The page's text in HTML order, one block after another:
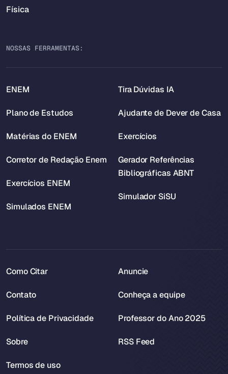
Física
NOSSAS FERRAMENTAS:
ENEM
Plano de Estudos
Matérias do ENEM
Corretor de Redação Enem
Exercícios ENEM
Simulados ENEM
Tira Dúvidas IA
Ajudante de Dever de Casa
Exercícios
Gerador Referências
Bibliográficas ABNT
Simulador SiSU
Como Citar
Contato
Política de Privacidade
Sobre
Termos de uso
Anuncie
Conheça a equipe
Professor do Ano 2025
RSS Feed